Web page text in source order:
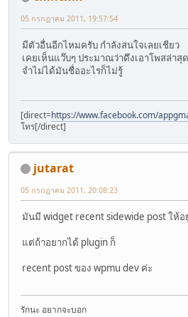
05 กรกฎาคม 2011, 19:57:54
มีตัวอื่นอีกไหมครับ กำลังสนใจเลยเชียว
เคยเห็นแว๊บๆ ประมาณว่าดึงเอาโพสล่า
จำไม่ได้มันชื่ออะไรก็ไม่รู้
[direct=https://www.facebook.com/
โทร[/direct]
jutarat
05 กรกฎาคม 2011, 20:08:23
มันมี widget recent sidewide post ให้
แต่ถ้าอยากได้ plugin ก็
recent post ของ wpmu dev ค่ะ
รักนะ อยากจะบอก